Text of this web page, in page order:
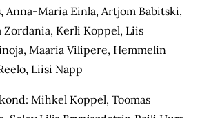
Maria Einla, Artjom Babitski,
Kerli Koppel, Liis
Maaria Vilipere, Hemmelin
Liisi Napp
Mihkel Koppel, Toomas